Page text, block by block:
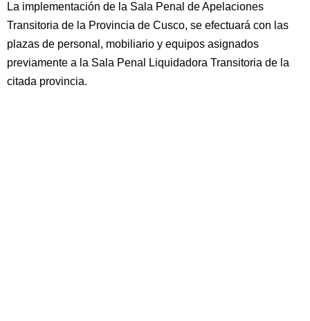
La implementación de la Sala Penal de Apelaciones
Transitoria de la Provincia de Cusco, se efectuará con las
plazas de personal, mobiliario y equipos asignados
previamente a la Sala Penal Liquidadora Transitoria de la
citada provincia.